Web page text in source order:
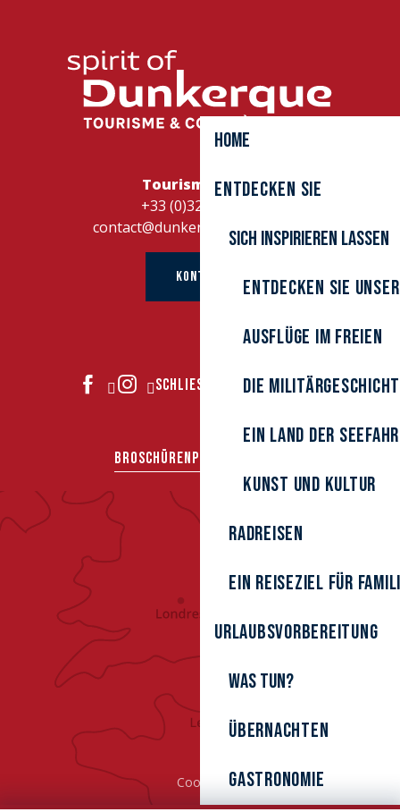
Home
Entdecken Sie
Sich inspirieren lassen
Entdecken Sie
Ausflüge im Freien
Die
Ein Land der
Kunst und Kultur
Radreisen
Ein Reiseziel für
Urlaubsvorbereitung
Was tun?
Übernachten
Gastronomie
Tourismusbüro
+33 (0)328262728
contact@dunkerque-tourisme.fr
KONTAKT
SCHLIESSEN SIE SICH UNS AN
BROSCHÜRENPRESSEBEREICH
Cookies